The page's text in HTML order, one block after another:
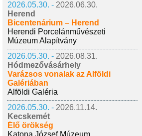
2026.05.30. - 2026.06.30.
Herend
Bicentenárium – Herend
Herendi Porcelánművészeti
Múzeum Alapítvány
2026.05.30. - 2026.08.31.
Hódmezővásárhely
Varázsos vonalak az Alföldi
Galériában
Alföldi Galéria
2026.05.30. - 2026.11.14.
Kecskemét
Élő örökség
Katona József Múzeum